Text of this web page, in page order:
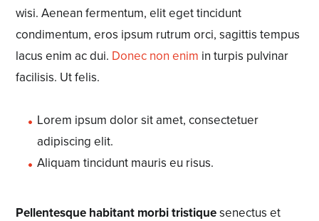
wisi. Aenean fermentum, elit eget tincidunt
condimentum, eros ipsum rutrum orci, sagittis tempus
lacus enim ac dui. Donec non enim in turpis pulvinar
facilisis. Ut felis.
Lorem ipsum dolor sit amet, consectetuer
adipiscing elit.
Aliquam tincidunt mauris eu risus.
Pellentesque habitant morbi tristiquesenectus et